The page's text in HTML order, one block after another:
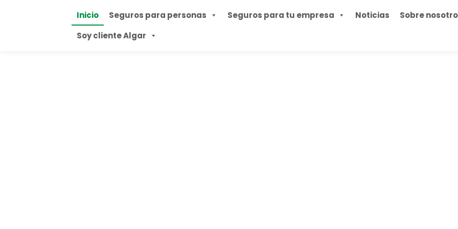
Inicio Seguros para personas Seguros para tu empresa Noticias
Sobre
Soy cliente Algar